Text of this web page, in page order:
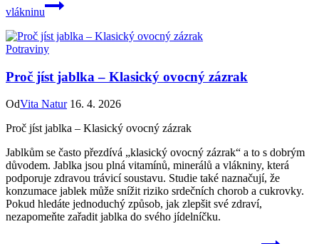
vlákninu
Potraviny
Proč jíst jablka – Klasický ovocný zázrak
OdVita Natur 16. 4. 2026
Proč jíst jablka – Klasický ovocný zázrak
Jablkům se často přezdívá „klasický ovocný zázrak“ a to s dobrým
důvodem. Jablka jsou plná vitamínů, minerálů a vlákniny, která
podporuje zdravou trávicí soustavu. Studie také naznačují, že
konzumace jablek může snížit riziko srdečních chorob a cukrovky.
Pokud hledáte jednoduchý způsob, jak zlepšit své zdraví,
nezapomeňte zařadit jablka do svého jídelníčku.